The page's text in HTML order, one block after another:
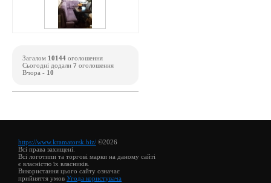
Загалом 10144 оголошення
Сьогодні додали 7 оголошення
Вчора - 10
https://www.kramatorsk.biz/ ©2026
Всі права захищені.
Всі логотипи та торгові марки на даному сайті
є власністю їх власників.
Використання цього сайту означає
прийняття умов Угода користувача